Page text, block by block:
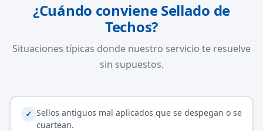
¿Cuándo conviene Sellado de
Techos?
Situaciones típicas donde nuestro servicio te resuelve
sin supuestos.
✓ Sellos antiguos mal aplicados que se despegan o se
cuartean.